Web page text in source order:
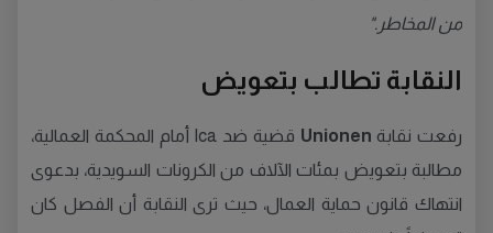
من المخاطر."
النقابة تطالب بتعويض
رفعت نقابة Unionen
قضية ضد Ica أمام المحكمة العمالية،
مطالبة بتعويض بمئات الآلاف من الكرونات السويدية، بدعوى
انتهاك قانون حماية العمال، حيث ترى النقابة أن الفصل كان